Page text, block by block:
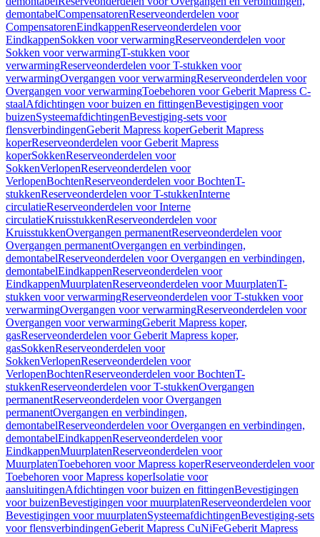
demontabelCompensatorenReserveonderdelen voor
CompensatorenEindkappenReserveonderdelen voor
EindkappenSokken voor verwarmingReserveonderdelen voor
Sokken voor verwarmingT-stukken voor
verwarmingReserveonderdelen voor T-stukken voor
verwarmingOvergangen voor verwarmingReserveonderdelen voor
Overgangen voor verwarmingToebehoren voor Geberit Mapress C-
staalAfdichtingen voor buizen en fittingenBevestigingen voor
buizenSysteemafdichtingenBevestiging-sets voor
flensverbindingenGeberit Mapress koperGeberit Mapress
koperReserveonderdelen voor Geberit Mapress
koperSokkenReserveonderdelen voor
SokkenVerlopenReserveonderdelen voor
VerlopenBochtenReserveonderdelen voor BochtenT-
stukkenReserveonderdelen voor T-stukkenInterne
circulatieReserveonderdelen voor Interne
circulatieKruisstukkenReserveonderdelen voor
KruisstukkenOvergangen permanentReserveonderdelen voor
Overgangen permanentOvergangen en verbindingen,
demontabelReserveonderdelen voor Overgangen en verbindingen,
demontabelEindkappenReserveonderdelen voor
EindkappenMuurplatenReserveonderdelen voor MuurplatenT-
stukken voor verwarmingReserveonderdelen voor T-stukken voor
verwarmingOvergangen voor verwarmingReserveonderdelen voor
Overgangen voor verwarmingGeberit Mapress koper,
gasReserveonderdelen voor Geberit Mapress koper,
gasSokkenReserveonderdelen voor
SokkenVerlopenReserveonderdelen voor
VerlopenBochtenReserveonderdelen voor BochtenT-
stukkenReserveonderdelen voor T-stukkenOvergangen
permanentReserveonderdelen voor Overgangen
permanentOvergangen en verbindingen,
demontabelReserveonderdelen voor Overgangen en verbindingen,
demontabelEindkappenReserveonderdelen voor
EindkappenMuurplatenReserveonderdelen voor
MuurplatenToebehoren voor Mapress koperReserveonderdelen voor
Toebehoren voor Mapress koperIsolatie voor
aansluitingenAfdichtingen voor buizen en fittingenBevestigingen
voor buizenBevestigingen voor muurplatenReserveonderdelen voor
Bevestigingen voor muurplatenSysteemafdichtingenBevestiging-sets
voor flensverbindingenGeberit Mapress CuNiFeGeberit Mapress